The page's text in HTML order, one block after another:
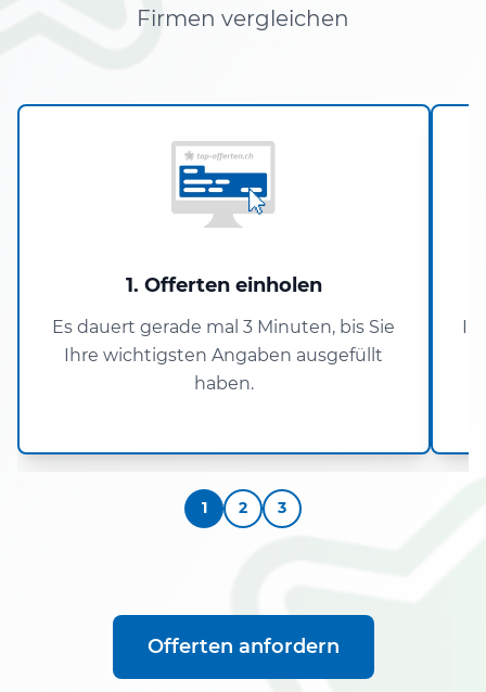
Firmen vergleichen
1. Offerten einholen
Es dauert gerade mal 3 Minuten, bis Sie
Ihre wichtigsten Angaben ausgefüllt
haben.
1 2 3
Offerten anfordern